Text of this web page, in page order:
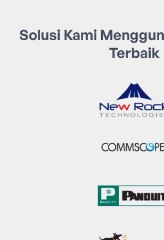
Solusi Kami
Terbaik